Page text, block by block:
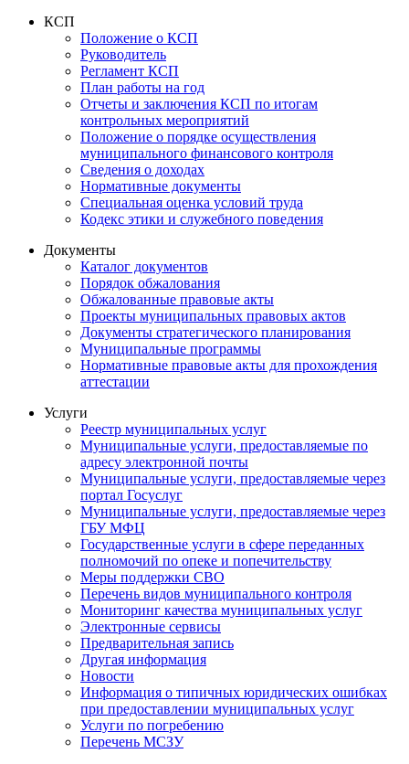
КСП
Положение о КСП
Руководитель
Регламент КСП
План работы на год
Отчеты и заключения КСП по итогам
контрольных мероприятий
Положение о порядке осуществления
муниципального финансового контроля
Сведения о доходах
Нормативные документы
Специальная оценка условий труда
Кодекс этики и служебного поведения
Документы
Каталог документов
Порядок обжалования
Обжалованные правовые акты
Проекты муниципальных правовых актов
Документы стратегического планирования
Муниципальные программы
Нормативные правовые акты для прохождения
аттестации
Услуги
Реестр муниципальных услуг
Муниципальные услуги, предоставляемые по
адресу электронной почты
Муниципальные услуги, предоставляемые через
портал Госуслуг
Муниципальные услуги, предоставляемые через
ГБУ МФЦ
Государственные услуги в сфере переданных
полномочий по опеке и попечительству
Меры поддержки СВО
Перечень видов муниципального контроля
Мониторинг качества муниципальных услуг
Электронные сервисы
Предварительная запись
Другая информация
Новости
Информация о типичных юридических ошибках
при предоставлении муниципальных услуг
Услуги по погребению
Перечень МСЗУ